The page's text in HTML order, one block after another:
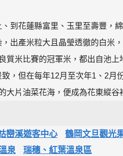
到花蓮縣富里、玉里至壽豐，
出產米粒大且晶瑩透徹的白米
質米比賽的冠軍米，都出自池
，但在每年12月至次年1、2月
大片油菜花海，便成為花東縱谷
巒溪遊客中心 鶴岡文旦觀光
泉 瑞穗、紅葉溫泉區